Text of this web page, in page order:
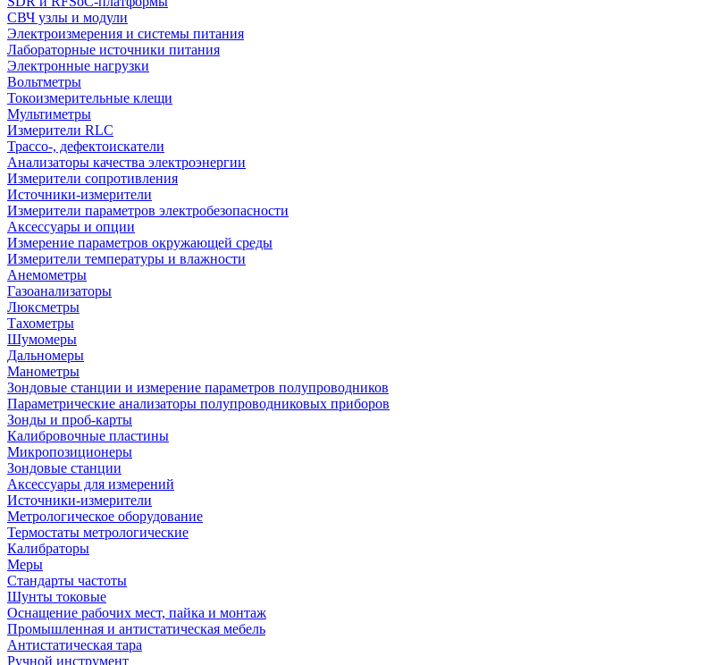
СВЧ узлы и модули
Электроизмерения и системы питания
Лабораторные источники питания
Электронные нагрузки
Вольтметры
Токоизмерительные клещи
Мультиметры
Измерители RLC
Трассо-, дефектоискатели
Анализаторы качества электроэнергии
Измерители сопротивления
Источники-измерители
Измерители параметров электробезопасности
Аксессуары и опции
Измерение параметров окружающей среды
Измерители температуры и влажности
Анемометры
Газоанализаторы
Люксметры
Тахометры
Шумомеры
Дальномеры
Манометры
Зондовые станции и измерение параметров полупроводников
Параметрические анализаторы полупроводниковых приборов
Зонды и проб-карты
Калибровочные пластины
Микропозиционеры
Зондовые станции
Аксессуары для измерений
Источники-измерители
Метрологическое оборудование
Термостаты метрологические
Калибраторы
Меры
Стандарты частоты
Шунты токовые
Оснащение рабочих мест, пайка и монтаж
Промышленная и антистатическая мебель
Антистатическая тара
Ручной инструмент